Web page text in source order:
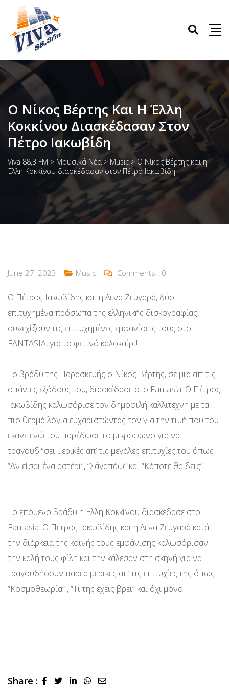
Ο Νίκος Βέρτης Και Η Έλλη
Κοκκίνου Διασκέδασαν Στον
Πέτρο Ιακωβίδη
Viva 88,3 FM > Μουσικά Νέα > Music > Ο Νίκος Βέρτης και η
Έλλη Κοκκίνου διασκέδασαν στον Πέτρο Ιακωβίδη
June 27, 2023 Music Comments : 0
Ο Πέτρος Ιακωβίδης και η Λένα Ζευγαρά, δύο
επιτυχημένα πρόσωπα της ελληνικής δισκογραφίας,
συνεχίζουν τις επιτυχημένες εμφανίσεις τους στο
FANTASIA, για το φετινό καλοκαίρι!
Το βράδυ της Παρασκευής ο Νίκος Βέρτης, σε μια απ’ τις
σπάνιες εξόδους του, διασκέδασε στο Fantasia. Ο Πέτρος
Ιακωβίδης καλωσόρισε τον δημοφιλή καλλιτέχνη με τα
πιο θερμά λόγια ευχαριστώντας τον για την τιμή που του
έκανε ενώ του παρέδωσε το μικρόφωνο για να
τραγουδήσει μερικές απ’ τις μεγάλες επιτυχίες του όπως
“Αν είσαι ένα αστέρι”, “Σ΄αγαπάω” και “Κάποτε θα δεις”.
Το επόμενο βράδυ η Έλλη Κοκκίνου διασκέδασε στο
Fantasia. Ο Πέτρος Ιακωβίδης και η Λένα Ζευγαρά κατά
την διάρκεια της κοινής τους εμφάνισης καλωσόρισαν
την καλή τους φίλη και την κάλεσαν στη σκηνή για να
τραγουδήσουν παρέα μερικές απ’ τις επιτυχίες της όπως
“Κοσμοθεωρία” , “Τι της έχεις βρει” και όχι μόνο.
Share : LinkedInWhatsapp
Share